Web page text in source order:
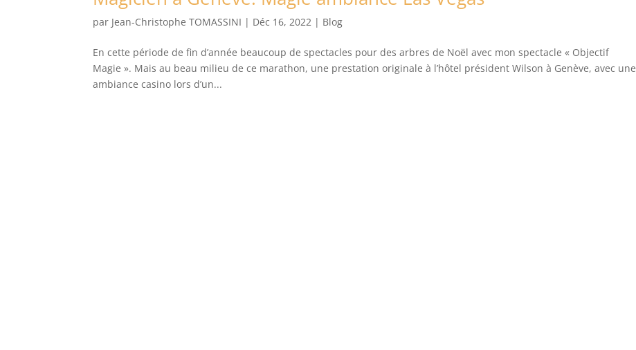
par Jean-Christophe TOMASSINI | Déc 16, 2022 | Blog
En cette période de fin d’année beaucoup de spectacles pour des arbres de Noël avec mon spectacle « Objectif
Magie ». Mais au beau milieu de ce marathon, une prestation originale à l’hôtel président Wilson à Genève, avec une
ambiance casino lors d’un...